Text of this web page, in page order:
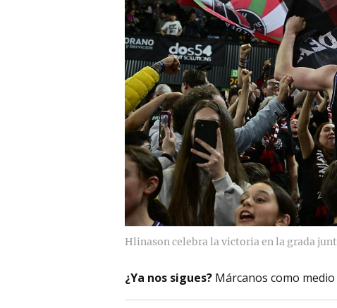
Hlinason celebra la victoria en la grada
¿Ya nos sigues? Márcanos como